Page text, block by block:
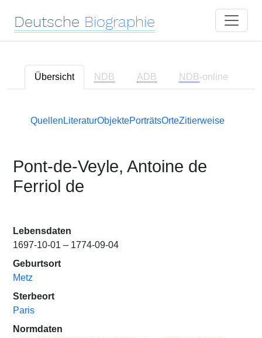
Deutsche Biographie
Übersicht NDB ADB NDB-online
Quellen LiteraturObjektePorträtsOrteZitierweise
Pont-de-Veyle, Antoine de
Ferriol de
Lebensdaten
1697-10-01 – 1774-09-04
Geburtsort
Metz
Sterbeort
Paris
Normdaten